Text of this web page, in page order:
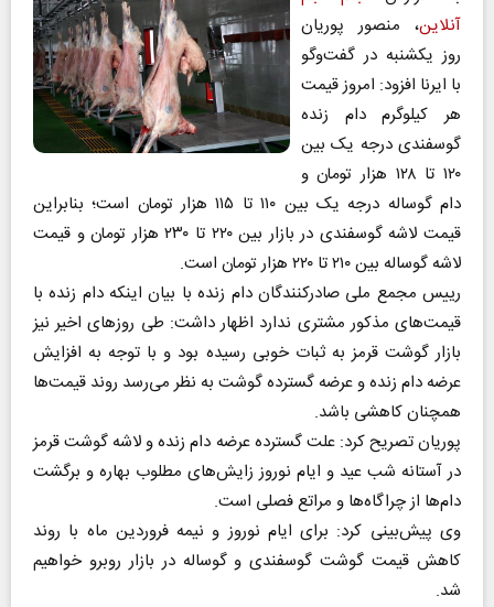
آنلاین، منصور پوریان
روز یکشنبه در گفت‌وگو
با ایرنا افزود: امروز قیمت
هر کیلوگرم دام زنده
گوسفندی درجه یک بین
۱۲۰ تا ۱۲۸ هزار تومان و
دام گوساله درجه یک بین ۱۱۰ تا ۱۱۵ هزار تومان است؛ بنابراین
قیمت لاشه گوسفندی در بازار بین ۲۲۰ تا ۲۳۰ هزار تومان و قیمت
لاشه گوساله بین ۲۱۰ تا ۲۲۰ هزار تومان است.
رییس مجمع ملی صادرکنندگان دام زنده با بیان اینکه دام زنده با
قیمت‌های مذکور مشتری ندارد اظهار داشت: طی روزهای اخیر نیز
بازار گوشت قرمز به ثبات خوبی رسیده بود و با توجه به افزایش
عرضه دام زنده و عرضه گسترده گوشت به نظر می‌رسد روند قیمت‌ها
همچنان کاهشی باشد.
پوریان تصریح کرد: علت گسترده عرضه دام زنده و لاشه گوشت قرمز
در آستانه شب عید و ایام نوروز زایش‌های مطلوب بهاره و برگشت
دام‌ها از چراگاه‌ها و مراتع فصلی است.
وی پیش‌بینی کرد: برای ایام نوروز و نیمه فروردین ماه با روند
کاهش قیمت گوشت گوسفندی و گوساله در بازار روبرو خواهیم
شد.